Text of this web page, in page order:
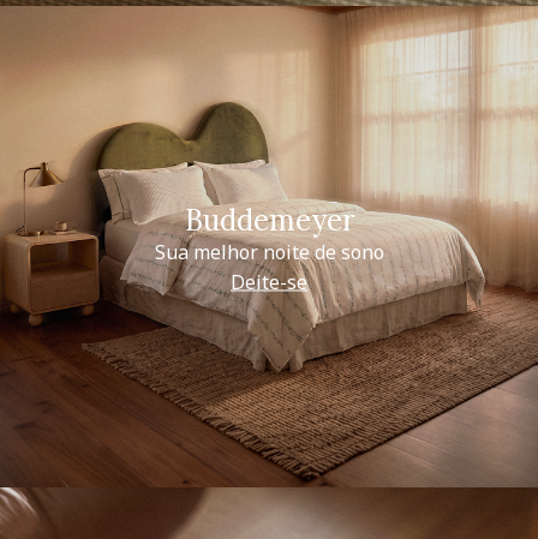
Buddemeyer
Sua melhor noite de sono
Deite-se